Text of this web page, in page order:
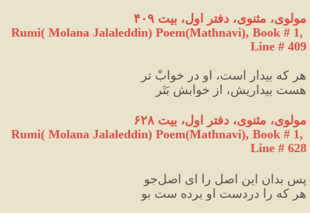
مولوی، مثنوی، دفتر اول، بیت ۴۰۹
Rumi( Molana Jalaleddin) Poem(Mathnavi), Book # 1,
Line # 409
هر که بیدار است، او در خوابْ تر
هست بیداریش، از خوابش بَتَر
مولوی، مثنوی، دفتر اول، بیت ۶۲۸
Rumi( Molana Jalaleddin) Poem(Mathnavi), Book # 1,
Line # 628
پس بدان این اصل را ای اصل‌جو
هر که را دردست او برده ست بو